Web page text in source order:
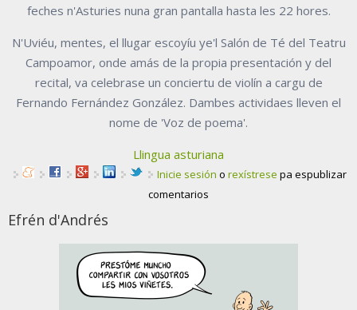
feches n'Asturies nuna gran pantalla hasta les 22 hores.
N'Uviéu, mentes, el llugar escoyíu ye'l Salón de Té del Teatru
Campoamor, onde amás de la propia presentación y del
recital, va celebrase un conciertu de violín a cargu de
Fernando Fernández González. Dambes actividaes lleven el
nome de 'Voz de poema'.
Llingua asturiana
Inicie sesión o rexístrese pa espublizar
comentarios
Efrén d'Andrés